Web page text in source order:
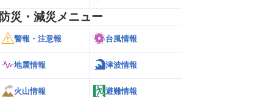
防災・減災メニュー
警報・注意報 台風情報
地震情報 津波情報
火山情報 避難情報